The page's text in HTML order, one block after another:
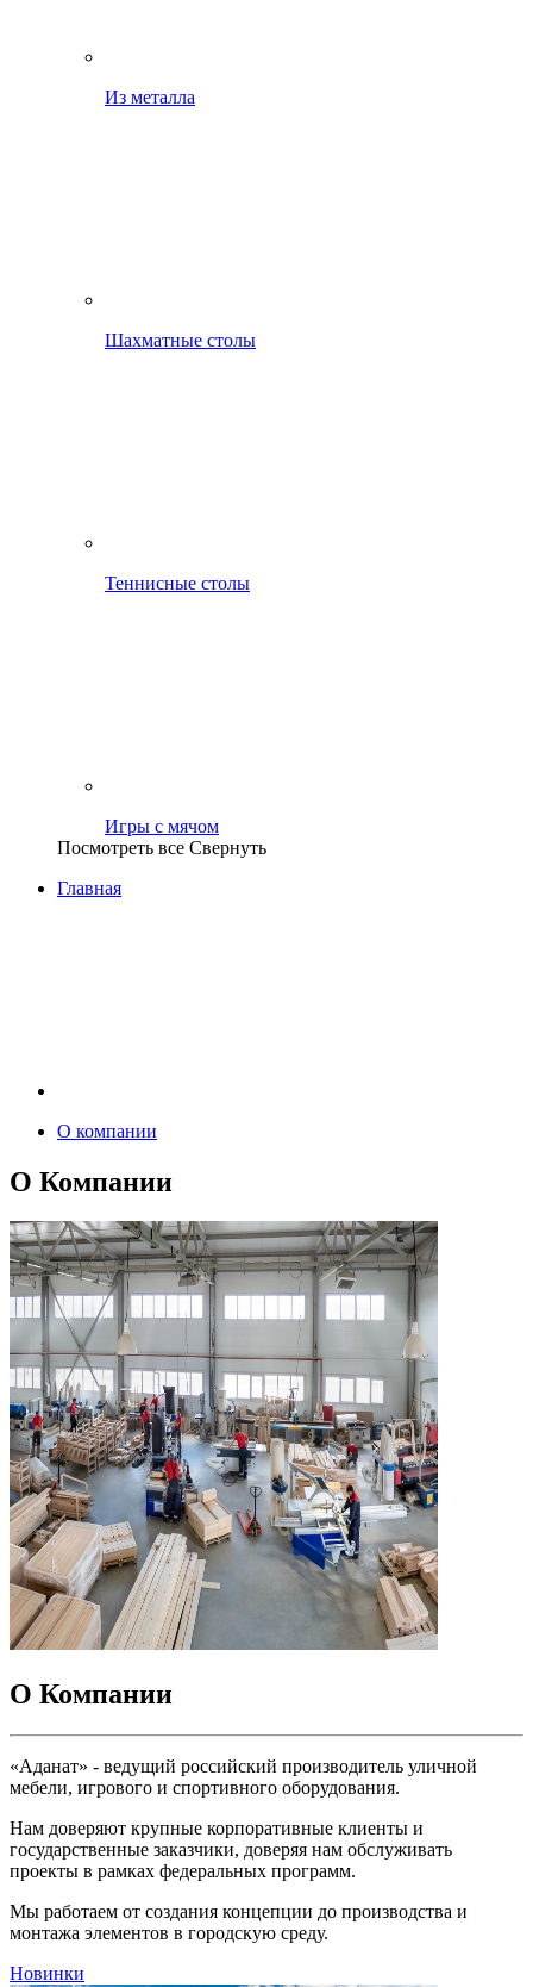
Из металла
Шахматные столы
Теннисные столы
Игры с мячом
Посмотреть все Свернуть
Главная
О компании
О Компании
О Компании
«Аданат» - ведущий российский производитель уличной
мебели, игрового и спортивного оборудования.
Нам доверяют крупные корпоративные клиенты и
государственные заказчики, доверяя нам обслуживать
проекты в рамках федеральных программ.
Мы работаем от создания концепции до производства и
монтажа элементов в городскую среду.
Новинки